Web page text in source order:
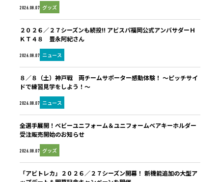
2026.08.07 グッズ
2026.08.07 ニュース
２０２６／２７シーズンも続投!! アビスパ福岡公式アンバサダーＨ
ＫＴ４８ 豊永阿紀さん
2026.08.07 ニュース
８／８（土）神戸戦 両チームサポーター感動体験！ ～ピッチサイ
ドで練習見学をしよう！～
2026.08.07 グッズ
全選手展開！ベビーユニフォーム＆ユニフォームベアキーホルダー
受注販売開始のお知らせ
「アビトレカ」２０２６／２７シーズン開幕！ 新機能追加の大型ア